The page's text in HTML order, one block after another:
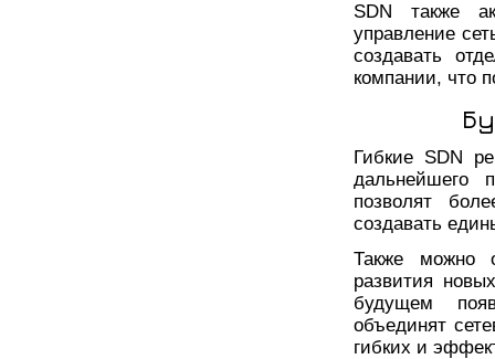
SDN также
управление
создавать
компании, что
Гибкие SDN
дальнейшего
позволят
создавать
Также можно
развития
будущем
объединят
гибких и